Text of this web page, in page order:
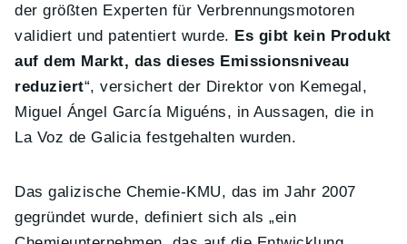
der größten Experten für Verbrennungsmotoren
validiert und patentiert wurde. Es gibt kein Produkt
auf dem Markt, das dieses Emissionsniveau
reduziert“, versichert der Direktor von Kemegal,
Miguel Ángel García Miguéns, in Aussagen, die in
La Voz de Galicia festgehalten wurden.
Das galizische Chemie-KMU, das im Jahr 2007
gegründet wurde, definiert sich als „ein